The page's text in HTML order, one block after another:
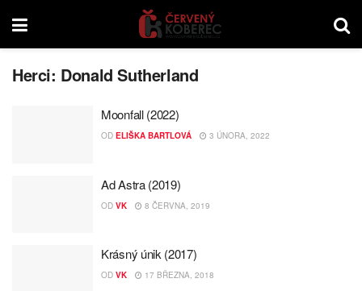
Herci: Donald Sutherland
Moonfall (2022)
OD ELIŠKA BARTLOVÁ 3 ÚNORA, 2022
Ad Astra (2019)
OD VK 8 ČERVNA, 2019
Krásný únik (2017)
OD VK 17 BŘEZNA, 2018